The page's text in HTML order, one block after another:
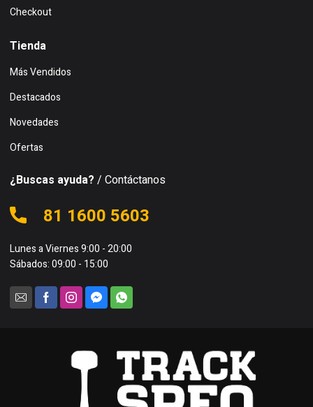
Checkout
Tienda
Más Vendidos
Destacados
Novedades
Ofertas
¿Buscas ayuda? / Contáctanos
81 1600 5603
Lunes a Viernes 9:00 - 20:00
Sábados: 09:00 - 15:00